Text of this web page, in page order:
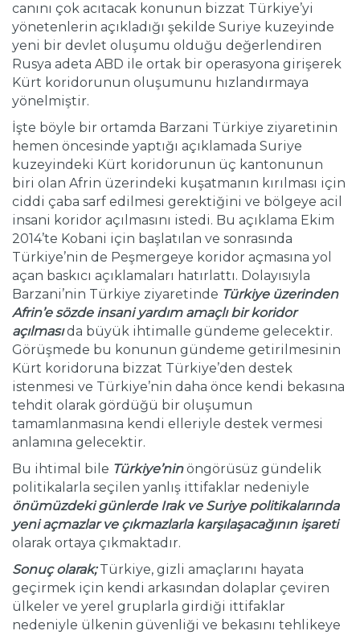
canını çok acıtacak konunun bizzat Türkiye’yi
yönetenlerin açıkladığı şekilde Suriye kuzeyinde
yeni bir devlet oluşumu olduğu değerlendiren
Rusya adeta ABD ile ortak bir operasyona girişerek
Kürt koridorunun oluşumunu hızlandırmaya
yönelmiştir.
İşte böyle bir ortamda Barzani Türkiye ziyaretinin
hemen öncesinde yaptığı açıklamada Suriye
kuzeyindeki Kürt koridorunun üç kantonunun
biri olan Afrin üzerindeki kuşatmanın kırılması için
ciddi çaba sarf edilmesi gerektiğini ve bölgeye acil
insani koridor açılmasını istedi. Bu açıklama Ekim
2014’te Kobani için başlatılan ve sonrasında
Türkiye’nin de Peşmergeye koridor açmasına yol
açan baskıcı açıklamaları hatırlattı. Dolayısıyla
Barzani’nin Türkiye ziyaretinde Türkiye üzerinden
Afrin’e sözde insani yardım amaçlı bir koridor
açılmasıda büyük ihtimalle gündeme gelecektir.
Görüşmede bu konunun gündeme getirilmesinin
Kürt koridoruna bizzat Türkiye’den destek
istenmesi ve Türkiye’nin daha önce kendi bekasına
tehdit olarak gördüğü bir oluşumun
tamamlanmasına kendi elleriyle destek vermesi
anlamına gelecektir.
Bu ihtimal bile Türkiye’ninöngörüsüz gündelik
politikalarla seçilen yanlış ittifaklar nedeniyle
önümüzdeki günlerde Irak ve Suriye politikalarında
yeni açmazlar ve çıkmazlarla karşılaşacağının işareti
olarak ortaya çıkmaktadır.
Sonuç olarak;Türkiye, gizli amaçlarını hayata
geçirmek için kendi arkasından dolaplar çeviren
ülkeler ve yerel gruplarla girdiği ittifaklar
nedeniyle ülkenin güvenliği ve bekasını tehlikeye